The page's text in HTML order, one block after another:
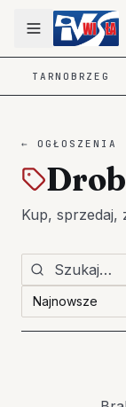
TARNOBRZEG
← OGŁOSZENIA
Kup, sprzedaj,
Najnowsze